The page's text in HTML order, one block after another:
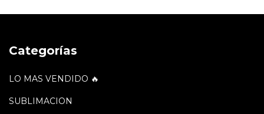
Categorías
LO MAS VENDIDO 🔥
SUBLIMACION